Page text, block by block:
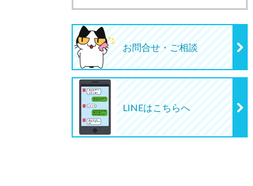
お問合せ・ご相談
LINEはこちらへ